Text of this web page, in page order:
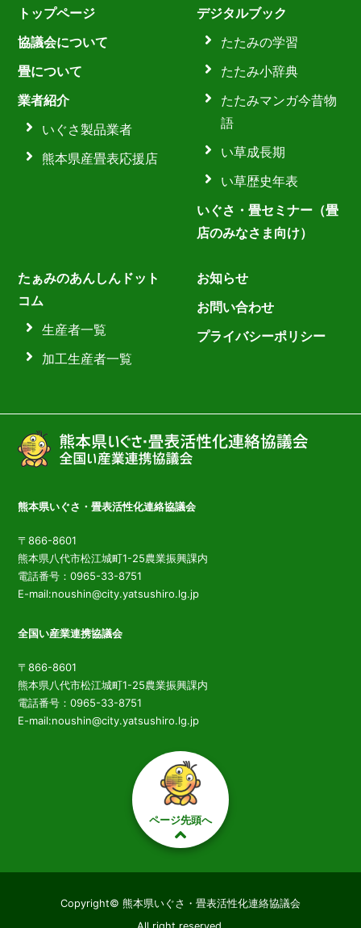
トップページ
協議会について
畳について
業者紹介
いぐさ製品業者
熊本県産畳表応援店
デジタルブック
たたみの学習
たたみ小辞典
たたみマンガ今昔物
語
い草成長期
い草歴史年表
いぐさ・畳セミナー（畳
店のみなさま向け）
たぁみのあんしんドット
コム
生産者一覧
加工生産者一覧
お知らせ
お問い合わせ
プライバシーポリシー
熊本県いぐさ・畳表活性化連絡協議会
〒866-8601
熊本県八代市松江城町1-25農業振興課内
電話番号：0965-33-8751
E-mail:noushin@city.yatsushiro.lg.jp
全国い産業連携協議会
〒866-8601
熊本県八代市松江城町1-25農業振興課内
電話番号：0965-33-8751
E-mail:noushin@city.yatsushiro.lg.jp
ページ先頭へ
Copyright© 熊本県いぐさ・畳表活性化連絡協議会